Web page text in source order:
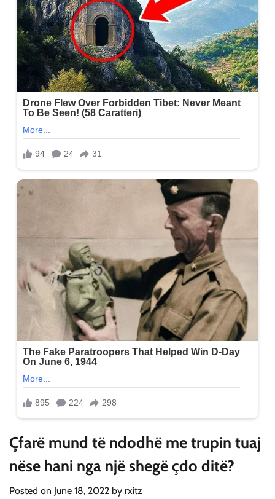
Çfarë mund të ndodhë me trupin tuaj
nëse hani nga një shegë çdo ditë?
Posted on June 18, 2022 by rxitz